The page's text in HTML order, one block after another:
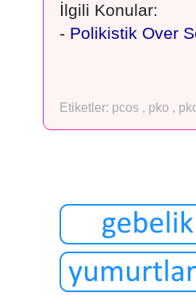
İlgili Konular:
- Polikistik Over
Etiketler: pcos , pko ,